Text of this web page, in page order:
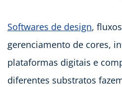
Softwares de design,
gerenciamento de cores,
plataformas digitais e
diferentes substratos